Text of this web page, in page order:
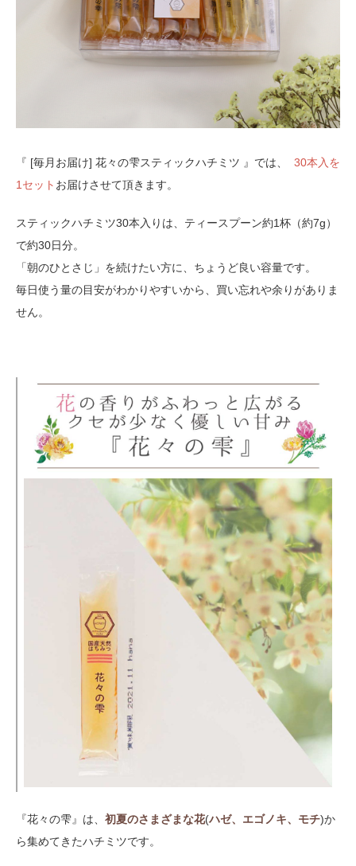
『 [毎月お届け] 花々の雫スティックハチミツ 』では、 30本入を
1セット お届けさせて頂きます。
スティックハチミツ30本入りは、ティースプーン約1杯（約7g）
で約30日分。
「朝のひとさじ」を続けたい方に、ちょうど良い容量です。
毎日使う量の目安がわかりやすいから、買い忘れや余りがありま
せん。
『花々の雫』は、 初夏のさまざまな花(ハゼ、エゴノキ、モチ)か
ら集めてきたハチミツです。